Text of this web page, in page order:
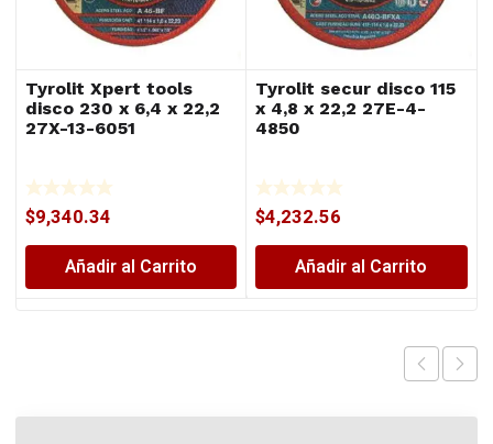
Tyrolit Xpert tools
disco 230 x 6,4 x 22,2
27X-13-6051
$9,340.34
Añadir al Carrito
Tyrolit secur disco 115
x 4,8 x 22,2 27E-4-
4850
$4,232.56
Añadir al Carrito